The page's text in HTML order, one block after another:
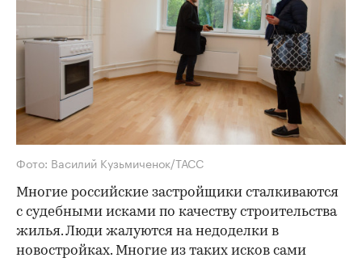
Фото: Василий Кузьмиченок/ТАСС
Многие российские застройщики сталкиваются
с судебными исками по качеству строительства
жилья. Люди жалуются на недоделки в
новостройках. Многие из таких исков сами